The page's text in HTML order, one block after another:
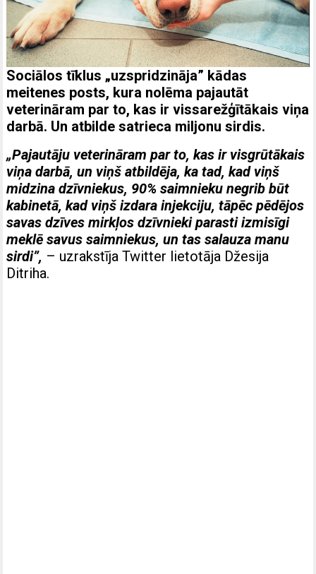
Sociālos tīklus „uzspridzināja” kādas
meitenes posts, kura nolēma pajautāt
veterināram par to, kas ir vissarežģītākais viņa
darbā. Un atbilde satrieca miljonu sirdis.
„Pajautāju veterināram par to, kas ir visgrūtākais
viņa darbā, un viņš atbildēja, ka tad, kad viņš
midzina dzīvniekus, 90% saimnieku negrib būt
kabinetā, kad viņš izdara injekciju, tāpēc pēdējos
savas dzīves mirkļos dzīvnieki parasti izmisīgi
meklē savus saimniekus, un tas salauza manu
sirdi”, – uzrakstīja Twitter lietotāja Džesija
Ditriha.